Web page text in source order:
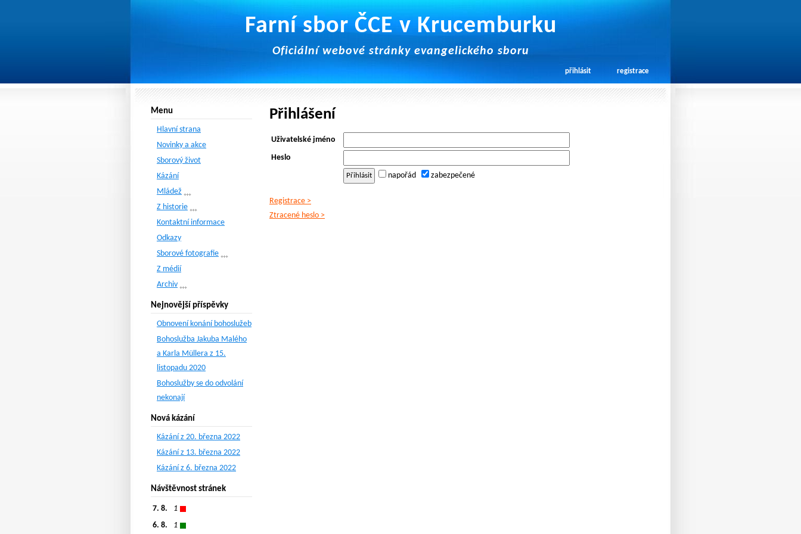
Farní sbor ČCE v Krucemburku
Oficiální webové stránky evangelického sboru
přihlásit registrace
Přihlášení
Uživatelské jméno
Heslo
napořád
zabezpečené
Registrace >
Ztracené heslo >
Menu
Hlavní strana
Novinky a akce
Sborový život
Kázání
Mládež
Z historie
Kontaktní informace
Odkazy
Sborové fotografie
Z médií
Archiv
Nejnovější příspěvky
Obnovení konání bohoslužeb
Bohoslužba Jakuba Malého
a Karla Müllera z 15.
listopadu 2020
Bohoslužby se do odvolání
nekonají
Nová kázání
Kázání z 20. března 2022
Kázání z 13. března 2022
Kázání z 6. března 2022
Návštěvnost stránek
7. 8.
1
6. 8.
1